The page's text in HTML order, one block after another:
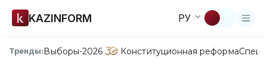
KAZINFORM РУ
Тренды:Выборы-2026 Конституционная реформа